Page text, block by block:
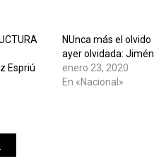
Espriú
NUnca más el
ayer olvidada:
enero 23, 2020
En «Nacional»